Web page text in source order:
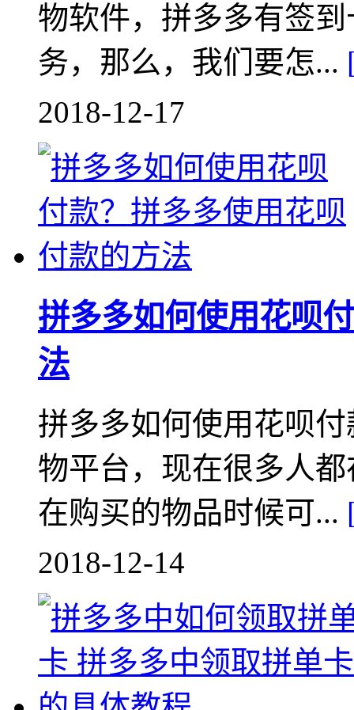
物软件，拼多多有签
务，那么，我们要怎...
2018-12-17
拼多多如何使用花呗
法
拼多多如何使用花呗
物平台，现在很多人
在购买的物品时候可...
2018-12-14